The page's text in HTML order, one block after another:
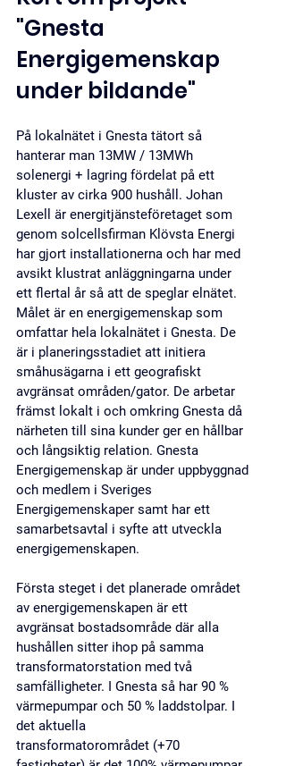
"Gnesta
Energigemenskap
under bildande"
På lokalnätet i Gnesta tätort så
hanterar man 13MW / 13MWh
solenergi + lagring fördelat på ett
kluster av cirka 900 hushåll. Johan
Lexell är energitjänsteföretaget som
genom solcellsfirman Klövsta Energi
har gjort installationerna och har med
avsikt klustrat anläggningarna under
ett flertal år så att de speglar elnätet.
Målet är en energigemenskap som
omfattar hela lokalnätet i Gnesta. De
är i planeringsstadiet att initiera
småhusägarna i ett geografiskt
avgränsat områden/gator. De arbetar
främst lokalt i och omkring Gnesta då
närheten till sina kunder ger en hållbar
och långsiktig relation. Gnesta
Energigemenskap är under uppbyggnad
och medlem i Sveriges
Energigemenskaper samt har ett
samarbetsavtal i syfte att utveckla
energigemenskapen.
Första steget i det planerade området
av energigemenskapen är ett
avgränsat bostadsområde där alla
hushållen sitter ihop på samma
transformatorstation med två
samfälligheter. I Gnesta så har 90 %
värmepumpar och 50 % laddstolpar. I
det aktuella
transformatorområdet (+70